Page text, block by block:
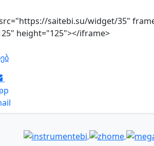
saitebi.su/widget/35"
height="125"></iframe>